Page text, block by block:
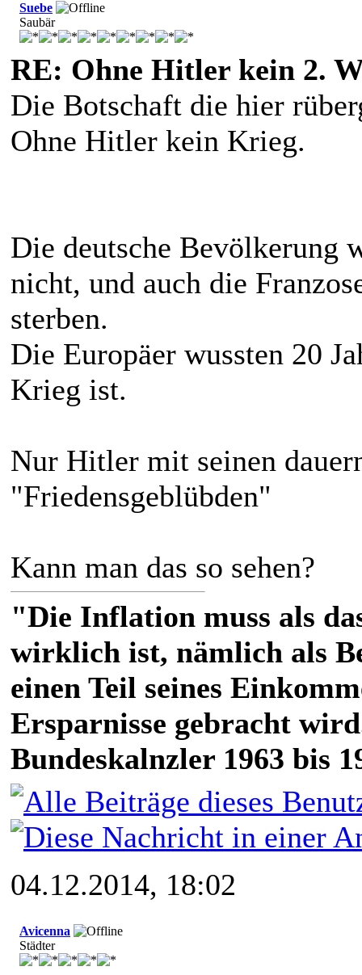
Suebe
Saubär
RE: Ohne Hitler kein 2.
Die Botschaft die hier
Ohne Hitler kein Krieg.
Die deutsche Bevölkerung
nicht, und auch die
sterben.
Die Europäer wussten 20
Krieg ist.
Nur Hitler mit seinen
"Friedensgeblübden"
Kann man das so sehen?
"Die Inflation muss als
wirklich ist, nämlich als
einen Teil seines
Ersparnisse gebracht
Bundeskalnzler 1963 bis
04.12.2014, 18:02
Avicenna
Städter